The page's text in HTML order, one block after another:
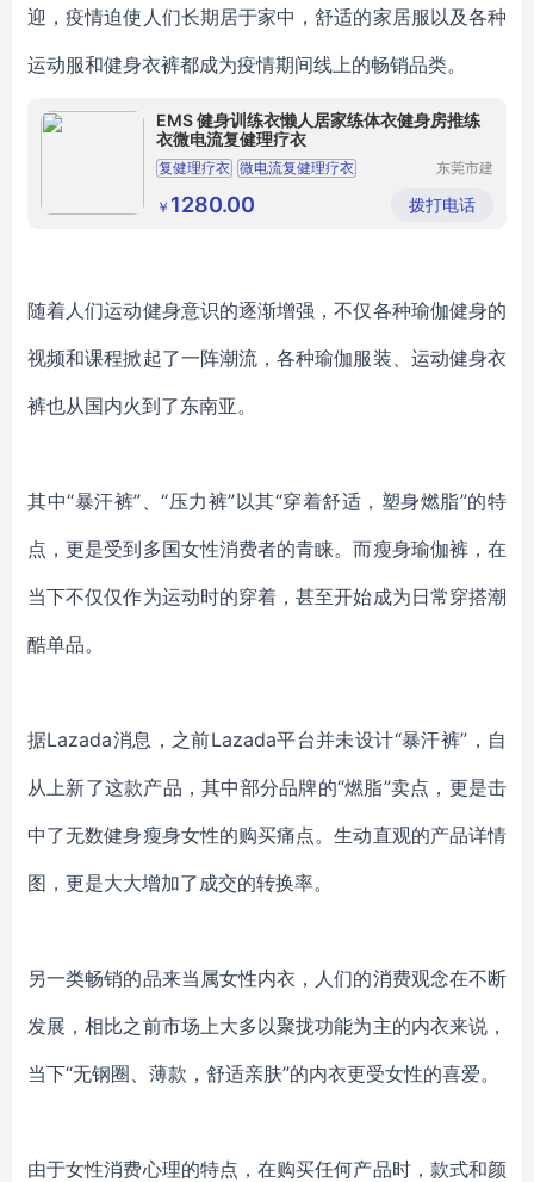
迎，疫情迫使人们长期居于家中，舒适的家居服以及各种
运动服和健身衣裤都成为疫情期间线上的畅销品类。
EMS 健身训练衣懒人居家练体衣健身房推练
衣微电流复健理疗衣
复健理疗衣 微电流复健理疗衣
健身房训练衣
居家练体衣
东莞市建
品有限公
司
￥ 1280.00 拨打电话
随着人们运动健身意识的逐渐增强，不仅各种瑜伽健身的
视频和课程掀起了一阵潮流，各种瑜伽服装、运动健身衣
裤也从国内火到了东南亚。
其中“暴汗裤”、“压力裤”以其“穿着舒适，塑身燃脂”的特
点，更是受到多国女性消费者的青睐。而瘦身瑜伽裤，在
当下不仅仅作为运动时的穿着，甚至开始成为日常穿搭潮
酷单品。
据Lazada消息，之前Lazada平台并未设计“暴汗裤”，自
从上新了这款产品，其中部分品牌的“燃脂”卖点，更是击
中了无数健身瘦身女性的购买痛点。生动直观的产品详情
图，更是大大增加了成交的转换率。
另一类畅销的品来当属女性内衣，人们的消费观念在不断
发展，相比之前市场上大多以聚拢功能为主的内衣来说，
当下“无钢圈、薄款，舒适亲肤”的内衣更受女性的喜爱。
由于女性消费心理的特点，在购买任何产品时，款式和颜